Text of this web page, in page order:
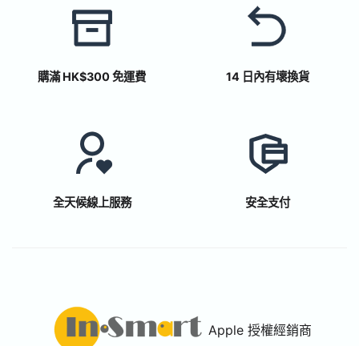
購滿 HK$300 免運費 14 日內有壞換貨
全天候線上服務 安全支付
Apple 授權經銷商